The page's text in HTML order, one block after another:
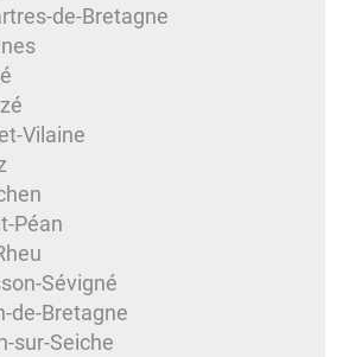
de-Bretagne
Vilaine
Péan
Sévigné
de-Bretagne
sur-Seiche